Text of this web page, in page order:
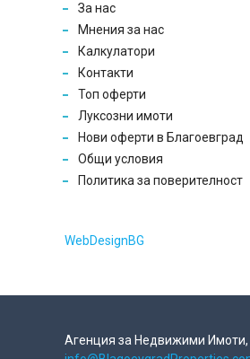
За нас
Мнения за нас
Калкулатори
Контакти
Топ оферти
Луксозни имоти
Нови оферти в Благоевград
Общи условия
Политика за поверителност
WebDesignBG
Агенция за Недвижими Имоти,